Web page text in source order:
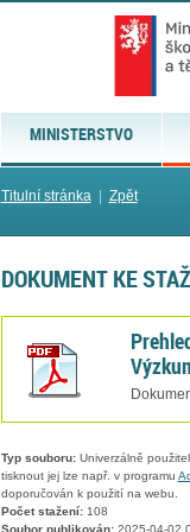
MINISTERSTVO
Titulní stránka| Zpět
DOKUMENT KE
Typ souboru:Univerzálně
tisknout jej lze např. v programu
doporučován k použití na webu.
Počet stažení:108